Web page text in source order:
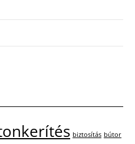
biztosítás bútor